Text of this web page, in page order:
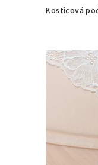
Kosticová